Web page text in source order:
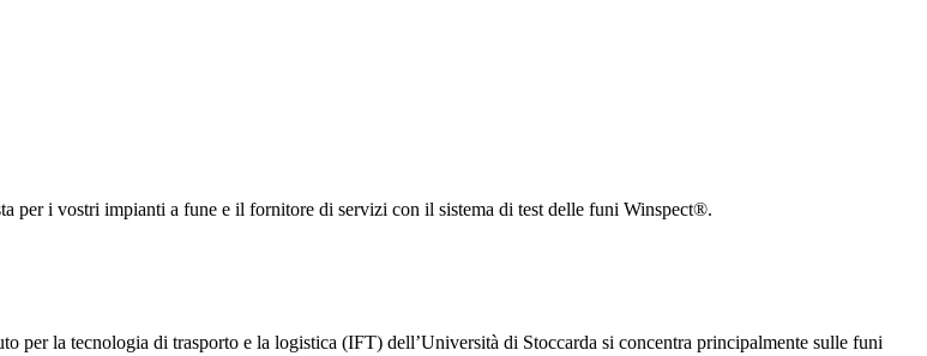
per i vostri impianti a fune e il fornitore di servizi con il sistema di test delle funi Winspect®.
per la tecnologia di trasporto e la logistica (IFT) dell’Università di Stoccarda si concentra principalmente sulle funi